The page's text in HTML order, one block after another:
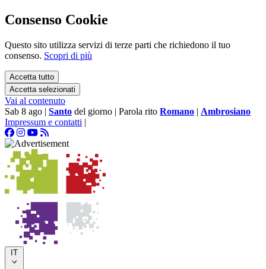
Consenso Cookie
Questo sito utilizza servizi di terze parti che richiedono il tuo
consenso. Scopri di più
Accetta tutto
Accetta selezionati
Vai al contenuto
Sab 8 ago | Santo del giorno | Parola rito Romano | Ambrosiano
Impressum e contatti |
IT